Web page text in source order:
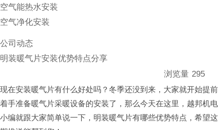
空气能热水安装
空气净化安装
公司动态
明装暖气片安装优势特点分享
浏览量 295
现在安装暖气片有什么好处吗？冬季还没到来，大家就开始提前
着手准备暖气片采暖设备的安装了，那么今天在这里，越邦机电
小编就跟大家简单说一下，明装暖气片有哪些优势特点，希望这